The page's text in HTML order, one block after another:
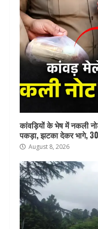
कांवड़ियों के भेष में नकली
पकड़ा, झटका देकर भागे,
August 8, 2026